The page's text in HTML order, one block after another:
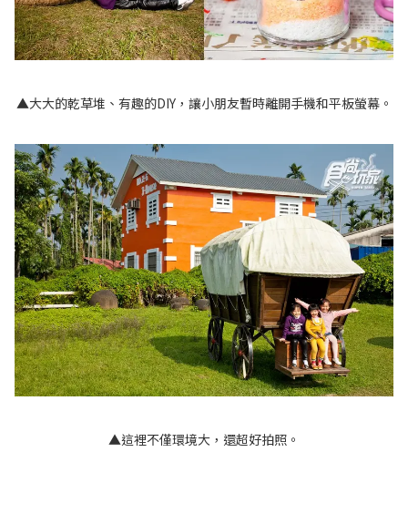
▲大大的乾草堆、有趣的DIY，讓小朋友暫時離開手機和平板螢幕。
▲這裡不僅環境大，還超好拍照。